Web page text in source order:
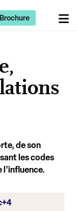
de son
les codes
Brochure